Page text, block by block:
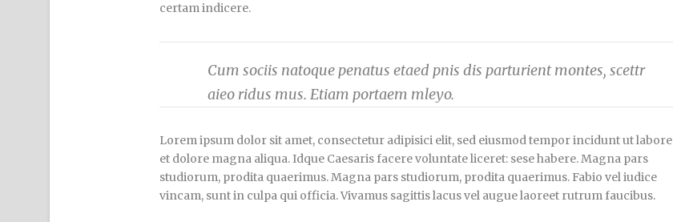
certam indicere.
Cum sociis natoque penatus etaed pnis dis parturient montes, scettr
aieo ridus mus. Etiam portaem mleyo.
Lorem ipsum dolor sit amet, consectetur adipisici elit, sed eiusmod tempor incidunt ut labore
et dolore magna aliqua. Idque Caesaris facere voluntate liceret: sese habere. Magna pars
studiorum, prodita quaerimus. Magna pars studiorum, prodita quaerimus. Fabio vel iudice
vincam, sunt in culpa qui officia. Vivamus sagittis lacus vel augue laoreet rutrum faucibus.